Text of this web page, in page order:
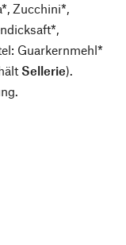
Zucchini*,
Guarkernmehl*
Sellerie).